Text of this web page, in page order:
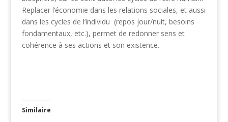
Replacer l’économie dans les relations sociales, et aussi
dans les cycles de l’individu (repos jour/nuit, besoins
fondamentaux, etc.), permet de redonner sens et
cohérence à ses actions et son existence.
Similaire